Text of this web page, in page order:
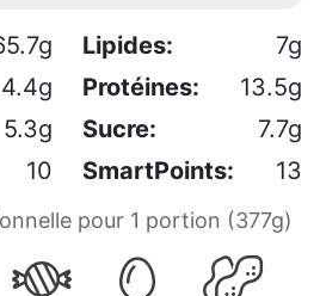
Lipides:
7g
4.4g Protéines:
13.5g
5.3g Sucre:
7.7g
10 SmartPoints: 13
pour 1 portion (377g)